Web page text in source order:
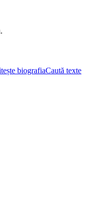
biografiaCaută texte